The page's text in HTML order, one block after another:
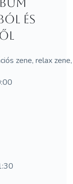
és
zene, relax zene,